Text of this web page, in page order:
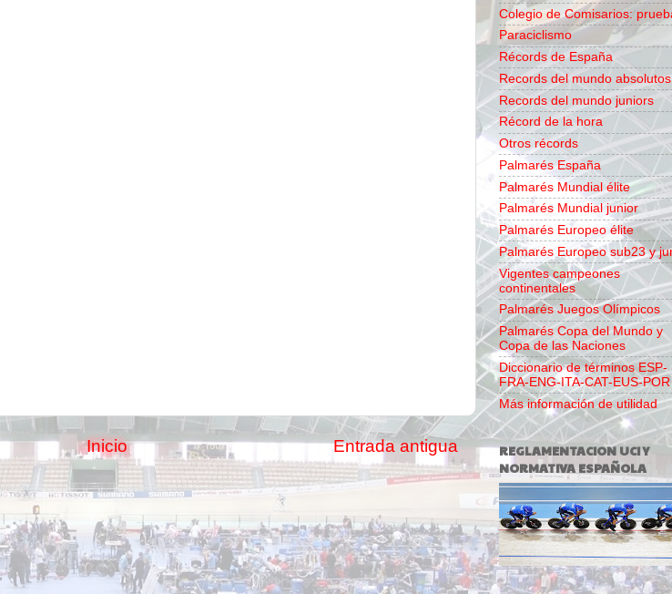
Entrada antigua
Inicio
Colegio de Comisarios:
Paraciclismo
Récords de España
Records del mundo absolutos
Records del mundo juniors
Récord de la hora
Otros récords
Palmarés España
Palmarés Mundial élite
Palmarés Mundial junior
Palmarés Europeo élite
Palmarés Europeo sub23 y
Vigentes campeones
continentales
Palmarés Juegos Olímpicos
Palmarés Copa del Mundo y
Copa de las Naciones
Diccionario de términos ESP-
FRA-ENG-ITA-CAT-EUS-POR
Más información de utilidad
REGLAMENTACION UCI Y
NORMATIVA ESPAÑOLA